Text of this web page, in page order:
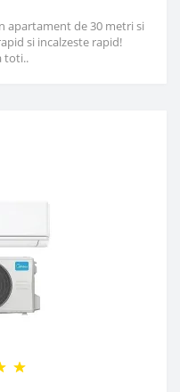
apartament de 30 metri si
si incalzeste rapid!
toti..